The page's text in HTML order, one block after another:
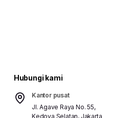
Hubungi kami
Kantor pusat
Jl. Agave Raya No. 55,
Kedoya Selatan, Jakarta